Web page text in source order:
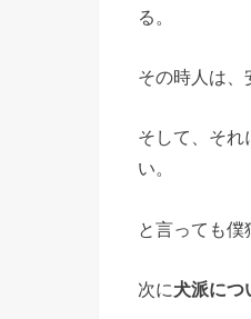
る。
その時人は、
そして、それ
い。
と言っても僕
次に犬派につ